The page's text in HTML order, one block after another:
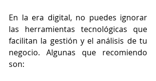
En la era digital, no puedes ignorar
las herramientas tecnológicas que
facilitan la gestión y el análisis de tu
negocio. Algunas que recomiendo
son: